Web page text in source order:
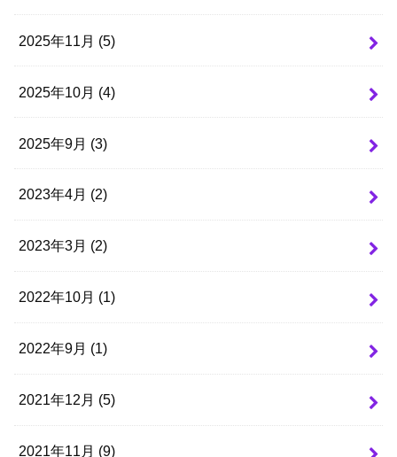
2025年11月 (5)
2025年10月 (4)
2025年9月 (3)
2023年4月 (2)
2023年3月 (2)
2022年10月 (1)
2022年9月 (1)
2021年12月 (5)
2021年11月 (9)